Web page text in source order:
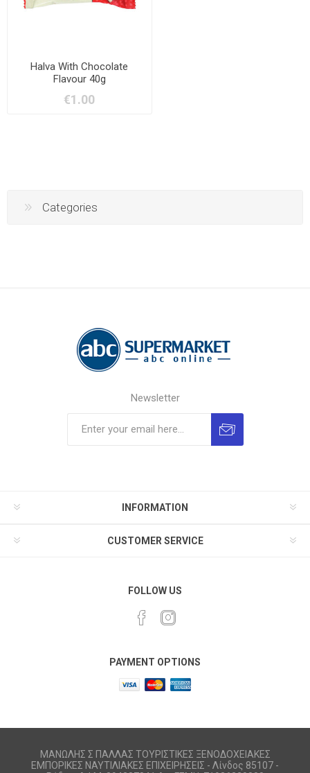
Halva With Chocolate
Flavour 40g
€1.00
Categories
Newsletter
INFORMATION
CUSTOMER SERVICE
FOLLOW US
PAYMENT OPTIONS
ΜΑΝΩΛΗΣ Σ ΠΑΛΛΑΣ ΤΟΥΡΙΣΤΙΚΕΣ ΞΕΝΟΔΟΧΕΙΑΚΕΣ
ΕΜΠΟΡΙΚΕΣ ΝΑΥΤΙΛΙΑΚΕΣ ΕΠΙΧΕΙΡΗΣΕΙΣ - Λίνδος 85107 -